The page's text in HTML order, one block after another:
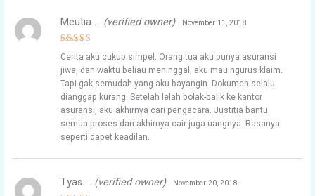
5
out of 5
Meutia … (verified owner) November 11, 2018
Cerita aku cukup simpel. Orang tua aku punya asuransi
jiwa, dan waktu beliau meninggal, aku mau ngurus klaim.
Tapi gak semudah yang aku bayangin. Dokumen selalu
dianggap kurang. Setelah lelah bolak-balik ke kantor
asuransi, aku akhirnya cari pengacara. Justitia bantu
semua proses dan akhirnya cair juga uangnya. Rasanya
seperti dapet keadilan.
Tyas … (verified owner) November 20, 2018